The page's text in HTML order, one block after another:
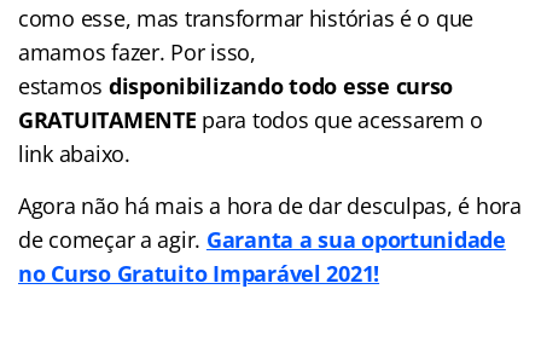
como esse, mas transformar histórias é o que
amamos fazer. Por isso,
estamos disponibilizando todo esse curso
GRATUITAMENTE para todos que acessarem o
link abaixo.
Agora não há mais a hora de dar desculpas, é hora
de começar a agir. Garanta a sua oportunidade
no Curso Gratuito Imparável 2021!